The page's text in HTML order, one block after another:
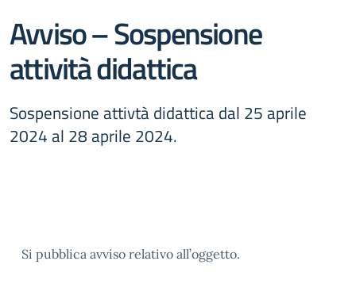
Avviso – Sospensione
attività didattica
Sospensione attivtà didattica dal 25 aprile
2024 al 28 aprile 2024.
Si pubblica avviso relativo all’oggetto.